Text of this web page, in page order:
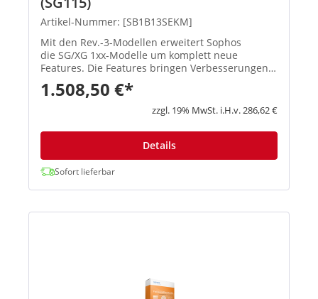
Artikel-Nummer: [SB1B13SEKM]
Mit den Rev.-3-Modellen erweitert Sophos
die SG/XG 1xx-Modelle um komplett neue
Features. Die Features bringen Verbesserungen
in den Schwerpunktbereichen Konnektivität,
Flexibilität, Zuverlässigkeit und Performa...
1.508,50 €*
zzgl. 19% MwSt. i.H.v. 286,62 €
Details
Sofort lieferbar